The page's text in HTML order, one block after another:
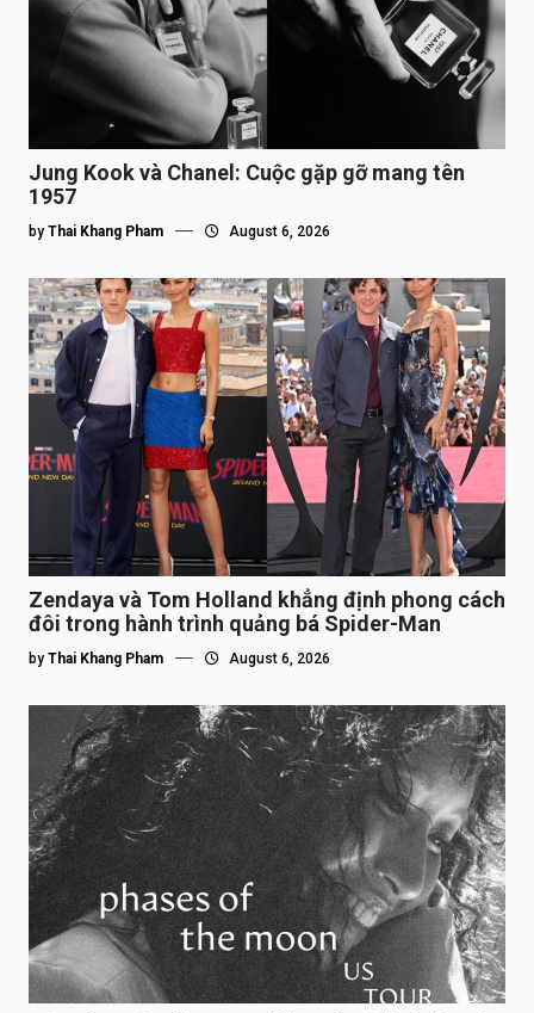
Jung Kook và Chanel: Cuộc gặp gỡ mang tên
1957
by Thai Khang Pham August 6, 2026
Zendaya và Tom Holland khẳng định phong cách
đôi trong hành trình quảng bá Spider-Man
by Thai Khang Pham August 6, 2026